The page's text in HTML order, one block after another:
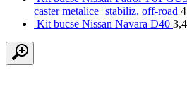
caster metalice+stabiliz. off-road
Kit bucse Nissan Navara D40